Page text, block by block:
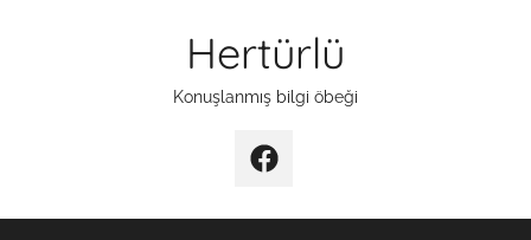
Hertürlü
Konuşlanmış bilgi öbeği
Facebook